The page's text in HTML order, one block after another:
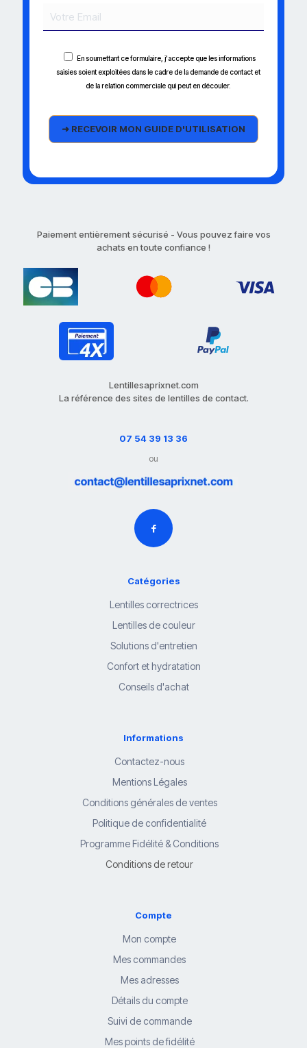
En soumettant ce formulaire, j'accepte que les informations
saisies soient exploitées dans le cadre de la demande de contact et
de la relation commerciale qui peut en découler.
Paiement entièrement sécurisé - Vous pouvez faire vos
achats en toute confiance !
Lentillesaprixnet.com
La référence des sites de lentilles de contact.
07 54 39 13 36
ou
Catégories
Lentilles correctrices
Lentilles de couleur
Solutions d'entretien
Confort et hydratation
Conseils d'achat
Informations
Contactez-nous
Mentions Légales
Conditions générales de ventes
Politique de confidentialité
Programme Fidélité & Conditions
Conditions de retour
Compte
Mon compte
Mes commandes
Mes adresses
Détails du compte
Suivi de commande
Mes points de fidélité